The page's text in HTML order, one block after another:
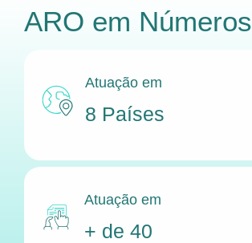
ARO em Números
Atuação em
8 Países
Atuação em
+ de 40